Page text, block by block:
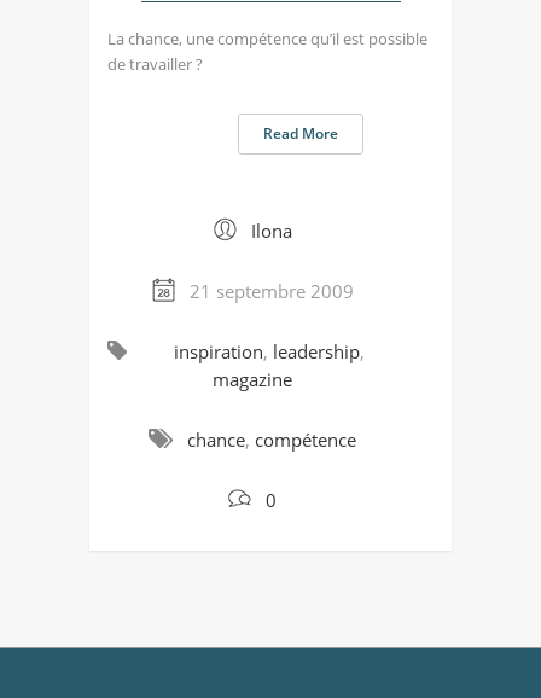
La chance, une compétence qu’il est possible
de travailler ?
Read More
Ilona
21 septembre 2009
inspiration, leadership,
magazine
chance, compétence
0